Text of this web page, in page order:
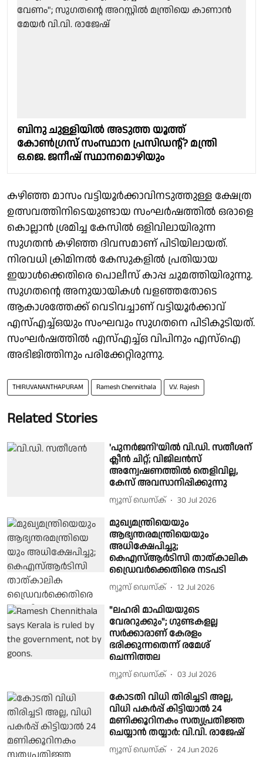
ബിനു ചുള്ളിയില്‍ അടുത്ത യൂത്ത്
കോണ്‍ഗ്രസ് സംസ്ഥാന പ്രസിഡൻ്റ്? മന്ത്രി
ഒ.ജെ. ജനീഷ് സ്ഥാനമൊഴിയും
കഴിഞ്ഞ മാസം വട്ടിയൂർക്കാവിനടുത്തുള്ള ക്ഷേത്ര
ഉത്സവത്തിനിടെയുണ്ടായ സംഘർഷത്തിൽ ഒരാളെ
കൊല്ലാൻ ശ്രമിച്ച കേസിൽ ഒളിവിലായിരുന്ന
സുഗതൻ കഴിഞ്ഞ ദിവസമാണ് പിടിയിലായത്.
നിരവധി ക്രിമിനൽ കേസുകളിൽ പ്രതിയായ
ഇയാൾക്കെതിരെ പൊലീസ് കാപ്പ ചുമത്തിയിരുന്നു.
സുഗതൻ്റെ അനുയായികൾ വളഞ്ഞതോടെ
ആകാശത്തേക്ക് വെടിവച്ചാണ് വട്ടിയൂർക്കാവ്
എസ്എച്ച്ഒയും സംഘവും സുഗതനെ പിടികൂടിയത്.
സംഘർഷത്തിൽ എസ്എച്ച്ഒ വിപിനും എസ്ഐ
അഭിജിത്തിനും പരിക്കേറ്റിരുന്നു.
THIRUVANANTHAPURAM Ramesh Chennithala V.V. Rajesh
Related Stories
'പുനർജനി'യില്‍ വി.ഡി. സതീശന്
ക്ലീന്‍ ചിറ്റ്; വിജിലൻസ്
അന്വേഷണത്തിൽ തെളിവില്ല,
കേസ് അവസാനിപ്പിക്കുന്നു
ന്യൂസ് ഡെസ്ക് 30 Jul 2026
മുഖ്യമന്ത്രിയെയും
ആഭ്യന്തരമന്ത്രിയെയും
അധിക്ഷേപിച്ചു;
കെഎസ്ആര്‍ടിസി താത്കാലിക
ഡ്രൈവര്‍ക്കെതിരെ നടപടി
ന്യൂസ് ഡെസ്ക് 12 Jul 2026
"ലഹരി മാഫിയയുടെ
വേരറുക്കും"; ഗുണ്ടകളല്ല
സർക്കാരാണ് കേരളം
ഭരിക്കുന്നതെന്ന് രമേശ്
ചെന്നിത്തല
ന്യൂസ് ഡെസ്ക് 03 Jul 2026
കോടതി വിധി തിരിച്ചടി അല്ല,
വിധി പകർപ്പ് കിട്ടിയാൽ 24
മണിക്കൂറിനകം സത്യപ്രതിജ്ഞ
ചെയ്യാൻ തയ്യാർ: വി.വി. രാജേഷ്
ന്യൂസ് ഡെസ്ക് 24 Jun 2026